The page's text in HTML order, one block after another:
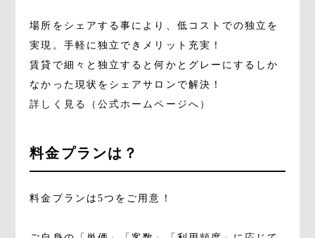
場所をシェアする事により、低コストでの独立を
実現。手軽に独立できメリット充実！
賃貸で細々と独立すると何かとグレーにするしか
なかった現状をシェアサロンで解決！
詳しく見る（公式ホームページへ）
料金プランは？
料金プランは5つをご用意！